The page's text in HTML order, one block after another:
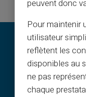
peuvent donc
Pour maintenir
utilisateur
reflètent les
disponibles au
ne pas
chaque